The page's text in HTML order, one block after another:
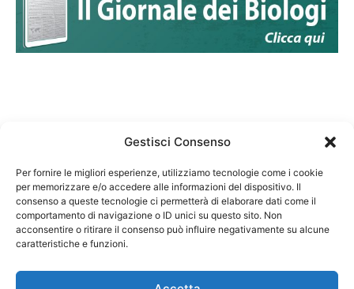
Gestisci Consenso
Per fornire le migliori esperienze, utilizziamo tecnologie come i cookie
per memorizzare e/o accedere alle informazioni del dispositivo. Il
consenso a queste tecnologie ci permetterà di elaborare dati come il
comportamento di navigazione o ID unici su questo sito. Non
acconsentire o ritirare il consenso può influire negativamente su alcune
caratteristiche e funzioni.
Federazione Nazionale Degli Ordini dei Biologi:
codice fiscale 80069130583
Responsabile sito internet www.fnob.it: